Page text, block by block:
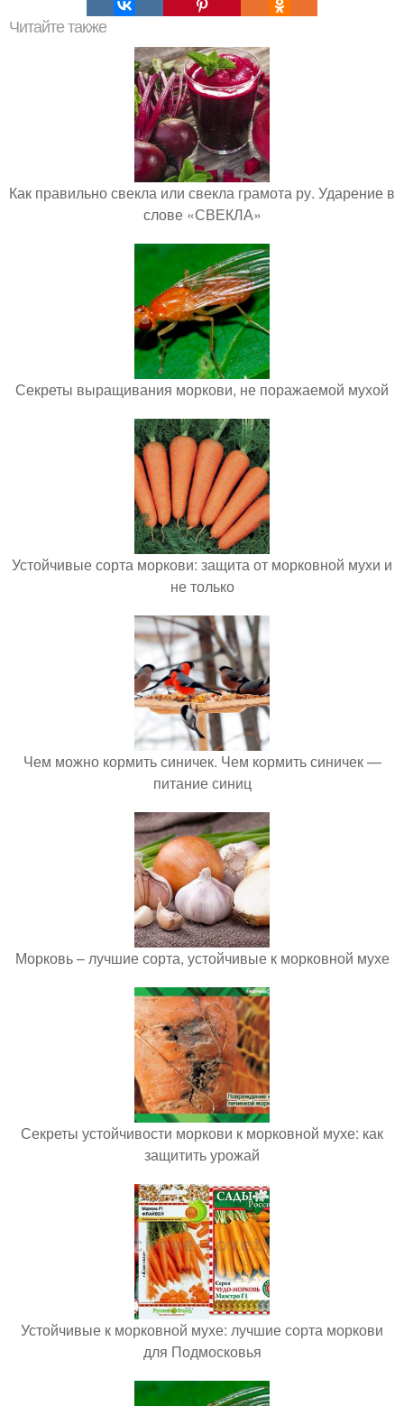
Читайте также
Как правильно свекла или свекла грамота ру. Ударение в
слове «СВЕКЛА»
Секреты выращивания моркови, не поражаемой мухой
Устойчивые сорта моркови: защита от морковной мухи и
не только
Чем можно кормить синичек. Чем кормить синичек —
питание синиц
Морковь – лучшие сорта, устойчивые к морковной мухе
Секреты устойчивости моркови к морковной мухе: как
защитить урожай
Устойчивые к морковной мухе: лучшие сорта моркови
для Подмосковья